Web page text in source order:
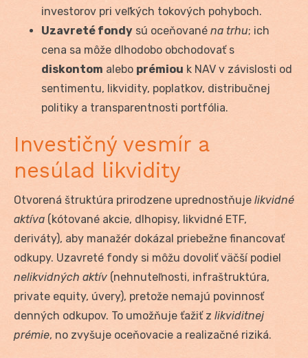
investorov pri veľkých tokových pohyboch.
Uzavreté fondy sú oceňované na trhu; ich
cena sa môže dlhodobo obchodovať s
diskontom alebo prémiou k NAV v závislosti od
sentimentu, likvidity, poplatkov, distribučnej
politiky a transparentnosti portfólia.
Investičný vesmír a
nesúlad likvidity
Otvorená štruktúra prirodzene uprednostňuje likvidné
aktíva (kótované akcie, dlhopisy, likvidné ETF,
deriváty), aby manažér dokázal priebežne financovať
odkupy. Uzavreté fondy si môžu dovoliť väčší podiel
nelikvidných aktív (nehnuteľnosti, infraštruktúra,
private equity, úvery), pretože nemajú povinnosť
denných odkupov. To umožňuje ťažiť z likviditnej
prémie, no zvyšuje oceňovacie a realizačné riziká.